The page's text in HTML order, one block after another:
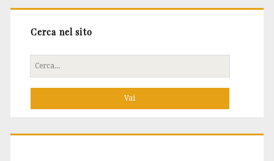
Cerca nel sito
Cerca
per: